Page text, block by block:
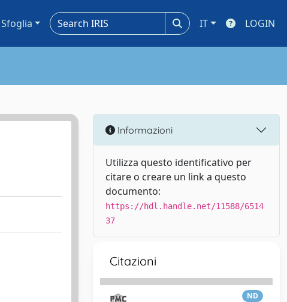
Sfoglia IT LOGIN
Informazioni
Utilizza questo identificativo per
citare o creare un link a questo
documento:
https://hdl.handle.net/11588/6514
37
Citazioni
ND